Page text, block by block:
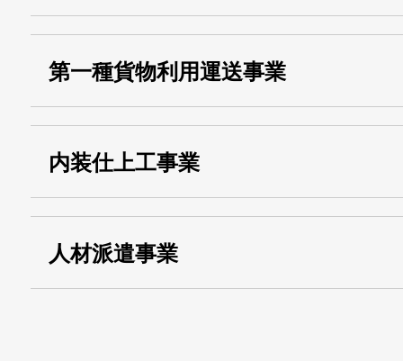
運搬業許可証番号：
13000155805
第一種貨物利用運送事業
事業
関自貨：
内装仕上工事業
人材派遣事業